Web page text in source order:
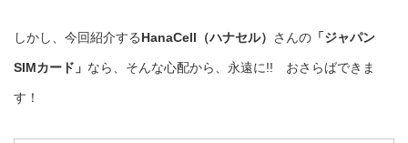
しかし、今回紹介するHanaCell （ハナセル） さんの 「ジャパン
SIMカード」 なら、そんな心配から、永遠に!! おさらばできま
す！